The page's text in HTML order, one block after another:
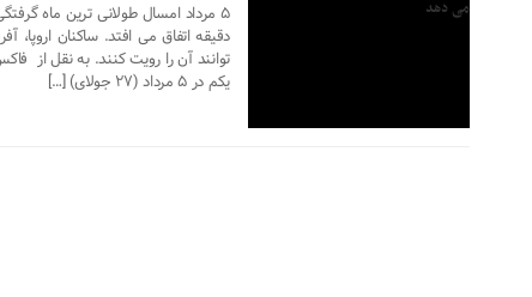
دقیقه اتفاق می افتد. ساکنان اروپا،
توانند آن را رویت کنند. به نقل از
یکم در ۵ مرداد (۲۷ جولای) […]